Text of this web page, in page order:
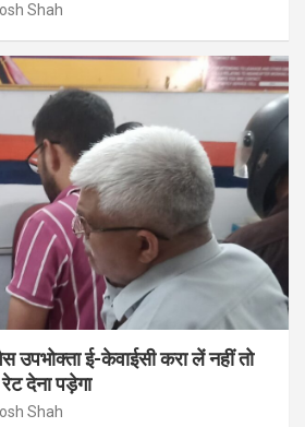
Shah
ई-केवाईसी करा लें नहीं तो
देना पड़ेगा
Shah